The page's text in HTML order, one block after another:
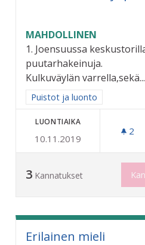
MAHDOLLINEN
1. Joensuussa
puutarhakeinuja.
Kulkuväylän varrella,sekä...
Rajaa tulokset aihepiirin
Puistot ja luonto
LUONTIAIKA
10.11.2019
2
3 Kannatukset
Erilainen mieli